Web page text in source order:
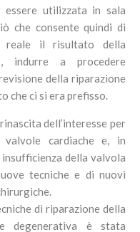
utilizzata in sala
che consente quindi di
reale il risultato della
indurre a procedere
della riparazione
che ci si era prefisso.
dell’interesse per
cardiache e, in
della valvola
tecniche e di nuovi
di riparazione della
degenerativa è stata